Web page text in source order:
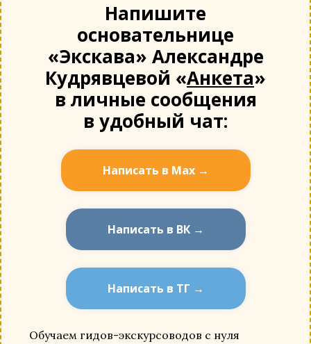
Напишите
основательнице
«Экскава» Александре
Кудрявцевой «Анкета»
в личные сообщения
в удобный чат:
Написать в Мах →
Написать в ВК →
Написать в ТГ →
Обучаем гидов-экскурсоводов с нуля